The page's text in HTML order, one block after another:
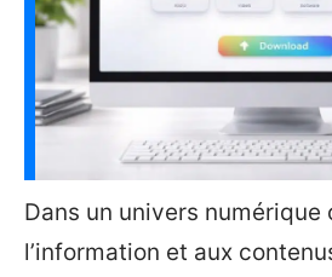
Dans un univers numérique
l’information et aux